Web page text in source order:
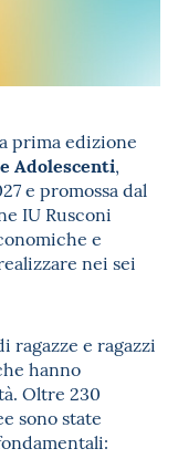
prima edizione
Adolescenti,
e promossa dal
IU Rusconi
e
nei sei
e ragazzi
hanno
Oltre 230
sono state